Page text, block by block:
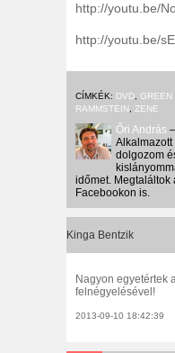
http://youtu.be/
http://youtu.be/
CÍMKÉK: DVD GREEN
RAMMSTEIN
ZENE
Őri András
dolgozom
időmet. Megtaláltok
Facebookon is.
Kinga Bentzik
Nagyon egyetértek
felnégyelésével!
2013-09-10 18:42:39